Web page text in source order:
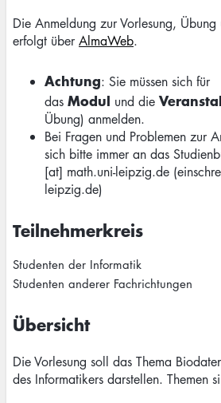
Die Anmeldung zur Vorlesung, Übung
erfolgt über AlmaWeb.
Achtung: Sie müssen sich für
das Modul und die
Übung) anmelden.
Bei Fragen und Problemen zur
sich bitte immer an das
[at] math.uni-leipzig.de
leipzig.de)
Teilnehmerkreis
Studenten der Informatik
Studenten anderer Fachrichtungen
Übersicht
Die Vorlesung soll das Thema
des Informatikers darstellen. Themen